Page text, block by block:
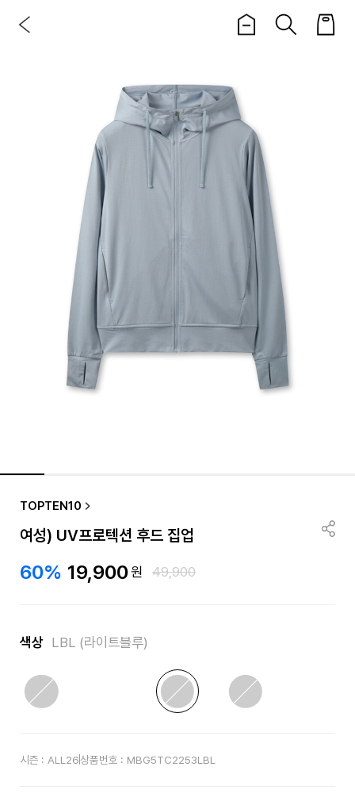
TOPTEN10
여성) UV프로텍션 후드 집업
60% 19,900원 49,900
색상 LBL (라이트블루)
시즌 : ALL26상품번호 : MBG5TC2253LBL